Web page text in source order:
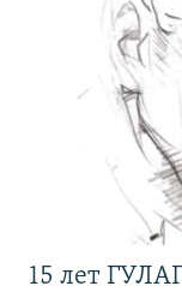
15 лет